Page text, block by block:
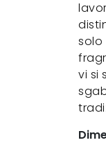
solo
vi si